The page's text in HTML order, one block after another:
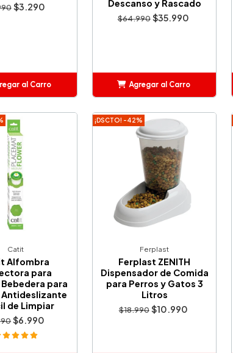
$3.290
al Carro
Descanso y Rascado
$64.990 $35.990
Agregar al Carro
Catit
Alfombra
para
para
Antideslizante
de Limpiar
$6.990
¡DSCTO! -42%
Ferplast
Ferplast ZENITH
Dispensador de Comida
para Perros y Gatos 3
Litros
$18.990 $10.990